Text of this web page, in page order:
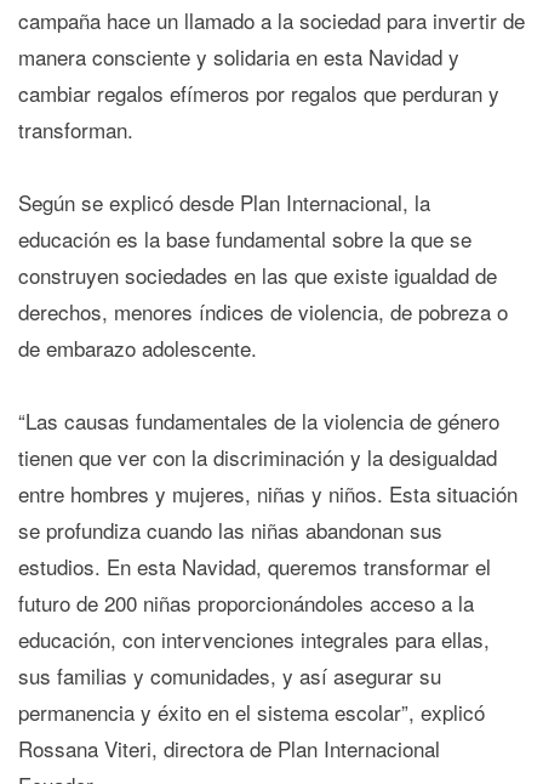
campaña hace un llamado a la sociedad para invertir de
manera consciente y solidaria en esta Navidad y
cambiar regalos efímeros por regalos que perduran y
transforman.
Según se explicó desde Plan Internacional, la
educación es la base fundamental sobre la que se
construyen sociedades en las que existe igualdad de
derechos, menores índices de violencia, de pobreza o
de embarazo adolescente.
“Las causas fundamentales de la violencia de género
tienen que ver con la discriminación y la desigualdad
entre hombres y mujeres, niñas y niños. Esta situación
se profundiza cuando las niñas abandonan sus
estudios. En esta Navidad, queremos transformar el
futuro de 200 niñas proporcionándoles acceso a la
educación, con intervenciones integrales para ellas,
sus familias y comunidades, y así asegurar su
permanencia y éxito en el sistema escolar”, explicó
Rossana Viteri, directora de Plan Internacional